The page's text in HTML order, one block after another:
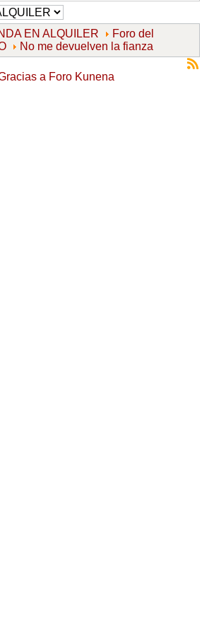
EN ALQUILER
Foro del
No me devuelven la fianza
a Foro Kunena